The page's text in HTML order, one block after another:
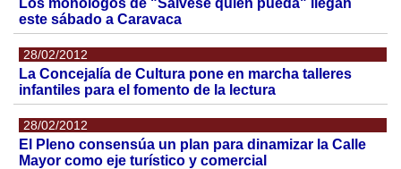
Los monólogos de "Sálvese quien pueda" llegan
este sábado a Caravaca
28/02/2012
La Concejalía de Cultura pone en marcha talleres
infantiles para el fomento de la lectura
28/02/2012
El Pleno consensúa un plan para dinamizar la Calle
Mayor como eje turístico y comercial